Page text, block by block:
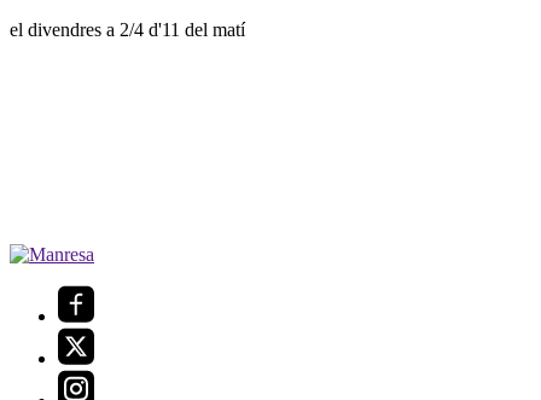
el divendres a 2/4 d'11 del matí